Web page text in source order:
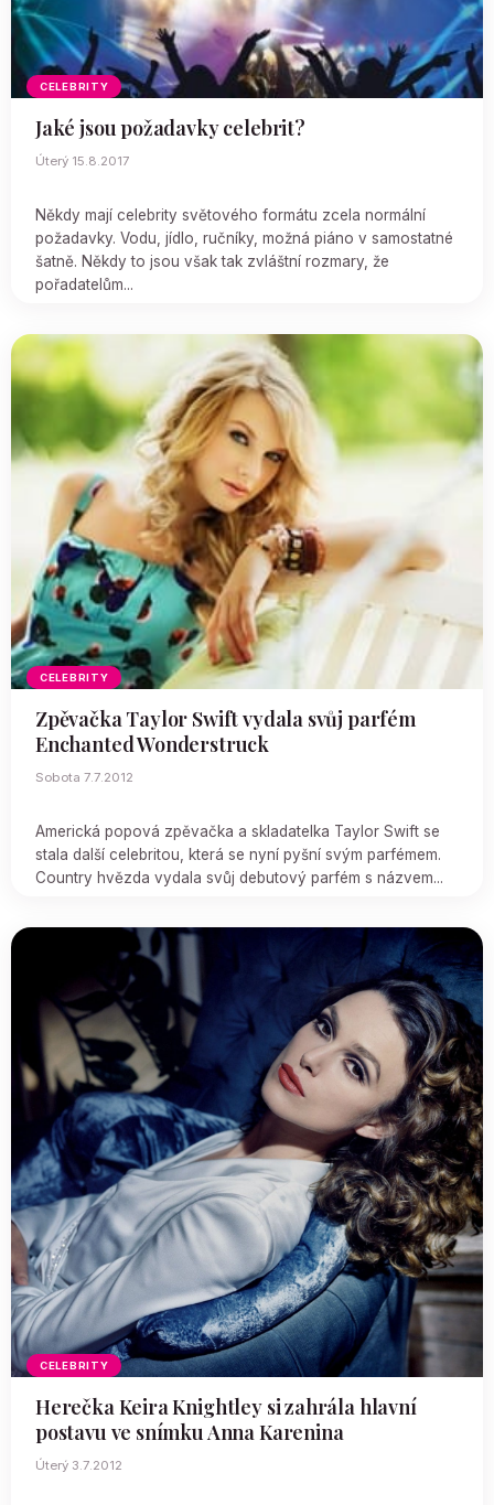
CELEBRITY
Jaké jsou požadavky celebrit?
Úterý 15.8.2017
Někdy mají celebrity světového formátu zcela normální
požadavky. Vodu, jídlo, ručníky, možná piáno v samostatné
šatně. Někdy to jsou však tak zvláštní rozmary, že
pořadatelům...
CELEBRITY
Zpěvačka Taylor Swift vydala svůj parfém
Enchanted Wonderstruck
Sobota 7.7.2012
Americká popová zpěvačka a skladatelka Taylor Swift se
stala další celebritou, která se nyní pyšní svým parfémem.
Country hvězda vydala svůj debutový parfém s názvem...
CELEBRITY
Herečka Keira Knightley si zahrála hlavní
postavu ve snímku Anna Karenina
Úterý 3.7.2012